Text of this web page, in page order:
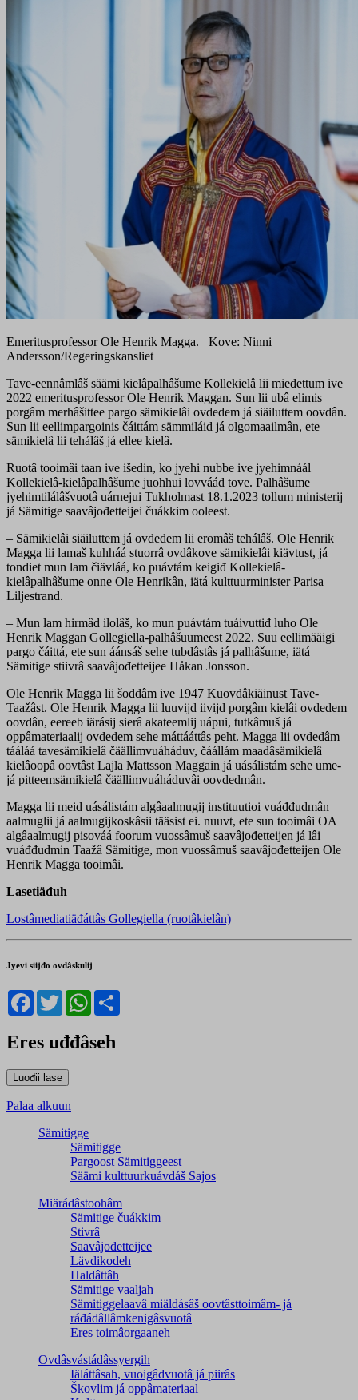
Emeritusprofessor Ole Henrik Magga. Kove: Ninni
Andersson/Regeringskansliet
Tave-eennâmlâš säämi kielâpalhâšume Kollekielâ lii mieđettum ive
2022 emeritusprofessor Ole Henrik Maggan. Sun lii ubâ elimis
porgâm merhâšittee pargo sämikielâi ovdedem já siäiluttem oovdân.
Sun lii eellimpargoinis čáittám sämmiláid já olgomaailmân, ete
sämikielâ lii tehálâš já ellee kielâ.
Ruotâ tooimâi taan ive išedin, ko jyehi nubbe ive jyehimnáál
Kollekielâ-kielâpalhâšume juohhui lovváád tove. Palhâšume
jyehimtilálâšvuotâ uárnejui Tukholmast 18.1.2023 tollum ministerij
já Sämitige saavâjođetteijei čuákkim ooleest.
– Sämikielâi siäiluttem já ovdedem lii eromâš tehálâš. Ole Henrik
Magga lii lamaš kuhháá stuorrâ ovdâkove sämikielâi kiävtust, já
tondiet mun lam čiävláá, ko puávtám keigiđ Kollekielâ-
kielâpalhâšume onne Ole Henrikân, iätá kulttuurminister Parisa
Liljestrand.
– Mun lam hirmâd ilolâš, ko mun puávtám tuáivuttiđ luho Ole
Henrik Maggan Gollegiella-palhâšuumeest 2022. Suu eellimääigi
pargo čáittá, ete sun áánsáš sehe tubdâstâs já palhâšume, iätá
Sämitige stiivrâ saavâjođetteijee Håkan Jonsson.
Ole Henrik Magga lii šoddâm ive 1947 Kuovdâkiäinust Tave-
Taažâst. Ole Henrik Magga lii luuvijd iivijd porgâm kielâi ovdedem
oovdân, eereeb iärásij sierâ akateemlij uápui, tutkâmuš já
oppâmateriaalij ovdedem sehe máttááttâs peht. Magga lii ovdedâm
tááláá tavesämikielâ čäällimvuáháduv, čáállám maadâsämikielâ
kielâoopâ oovtâst Lajla Mattsson Maggain já uásálistám sehe ume-
já pitteemsämikielâ čäällimvuáháduvâi oovdedmân.
Magga lii meid uásálistám algâaalmugij instituutioi vuáđđudmân
aalmuglii já aalmugijkoskâsii tääsist ei. nuuvt, ete sun tooimâi OA
algâaalmugij pisováá foorum vuossâmuš saavâjođetteijen já lâi
vuáđđudmin Taažâ Sämitige, mon vuossâmuš saavâjođetteijen Ole
Henrik Magga tooimâi.
Lasetiäđuh
Lostâmediatiäđáttâs Gollegiella (ruotâkielân)
Jyevi siijđo ovdâskulij
Facebook
TwitterWhatsApp
Eres uđđâseh
Palaa alkuun
Sämitigge
Sämitigge
Pargoost Sämitiggeest
Säämi kulttuurkuávdáš Sajos
Miärádâstoohâm
Sämitige čuákkim
Stivrâ
Saavâjođetteijee
Lävdikodeh
Haldâttâh
Sämitige vaaljah
Sämitiggelaavâ miäldásâš oovtâsttoimâm- já
ráđádâllâmkenigâsvuotâ
Eres toimâorgaaneh
Ovdâsvástádâssyergih
Iäláttâsah, vuoigâdvuotâ já piirâs
Škovlim já oppâmateriaal